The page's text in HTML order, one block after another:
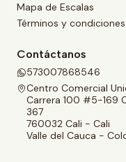
Mapa de Escalas
Términos y
Contáctanos
573007868546
Centro Comercial
Carrera 100 #5-169
367
760032 Cali - Cali
Valle del Cauca -